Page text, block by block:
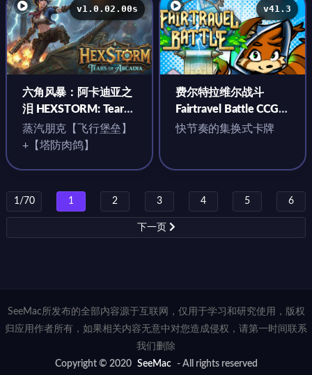
几乎没有
v1.0.02.00s
六角风暴：阿卡迪亚之
泪 HEXSTORM: Tears
of Arcadia for Mac
v1.0.02.00s 中文原生版
蒸汽朋克【飞行堡垒】
+【塔防肉鸽】
v41.3
费尔特拉维尔战斗
Fairtravel Battle CCG
for Mac v41.3 英文原
快节奏的集换式卡牌
1/70 1 2 3 4 5 6
下一页
SeeMac所发布的全部内容源于互联网，仅用于学习和研究使用，版权
归应用作者所有，如果相关内容无意中对您造成侵权，请第一时间联系
我们删除
Copyright © 2020 SeeMac - All rights reserved